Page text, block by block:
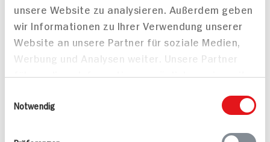
unsere Website zu analysieren. Außerdem geben
wir Informationen zu Ihrer Verwendung unserer
Website an unsere Partner für soziale Medien,
Werbung und Analysen weiter. Unsere Partner
führen diese Informationen möglicherweise mit
bereitgestellt haben oder die sie im Rahmen
Notwendig